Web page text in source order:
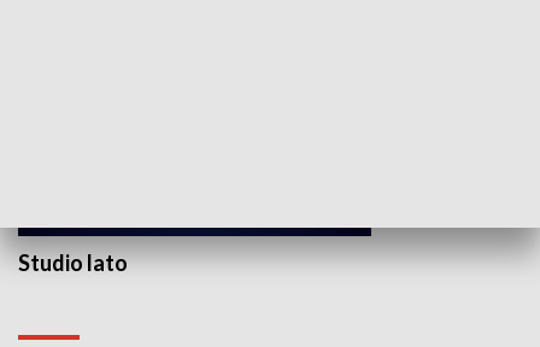
Studio lato